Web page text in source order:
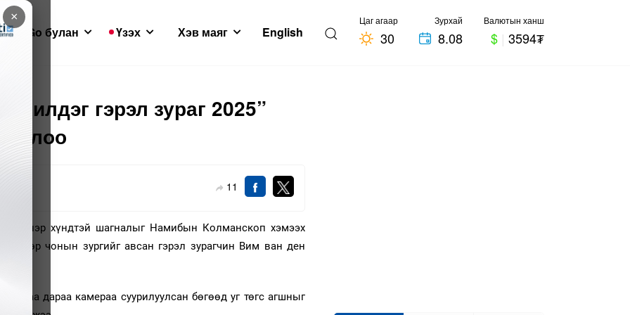
×
GoGo булан Үзэх Хэв маяг English
Цаг агаар
30
Зурхай
8.08
Валютын ханш
$ | 3594₮
шилдэг гэрэл зураг 2025”
11
нэр хүндтэй шагналыг Намибын Колманскоп хэмээх
цөөвөр чонын зургийг авсан гэрэл зурагчин Вим ван ден
дараа камераа суурилуулсан бөгөөд уг төгс агшныг